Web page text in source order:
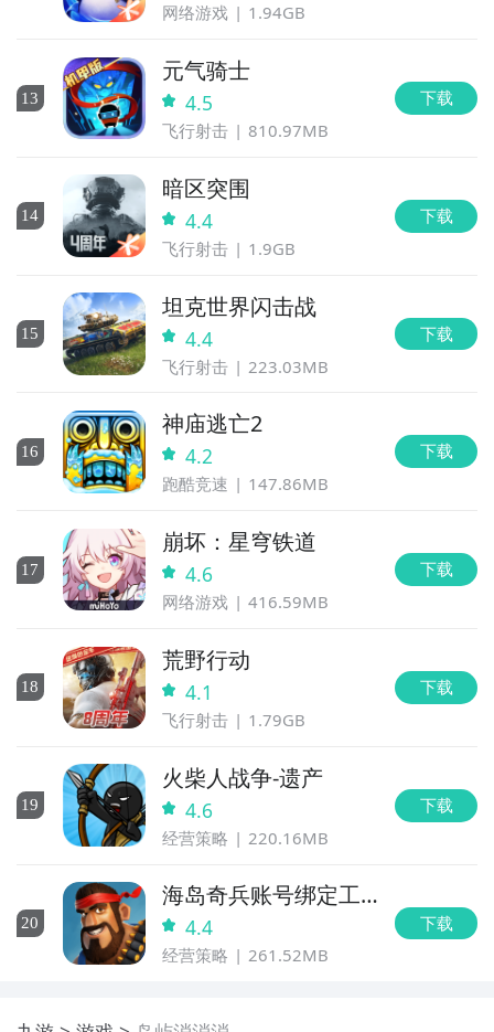
通过上面的游戏介绍和图片，可能大家对岛屿消消消有
大致的了解了，不过这么游戏要怎么样才能抢先体验到
呢？不用担心，目前九游客户端已经开通了测试提醒
了，通过在九游APP中搜索“岛屿消消消”，点击右边的
【订阅】或者是【开测提醒】，订阅游戏就不会错过最
先的下载机会了咯！
玩新游 上九游
网络游戏 1.94GB
13
元气骑士
4.5
飞行射击 810.97MB
下载
14
暗区突围
4.4
飞行射击 1.9GB
下载
15
坦克世界闪击战
4.4
飞行射击 223.03MB
下载
16
神庙逃亡2
4.2
跑酷竞速 147.86MB
下载
17
崩坏：星穹铁道
4.6
网络游戏 416.59MB
下载
18
荒野行动
4.1
飞行射击 1.79GB
下载
19
火柴人战争-遗产
4.6
经营策略 220.16MB
下载
20
海岛奇兵账号绑定工
具 4.4
经营策略 261.52MB
下载